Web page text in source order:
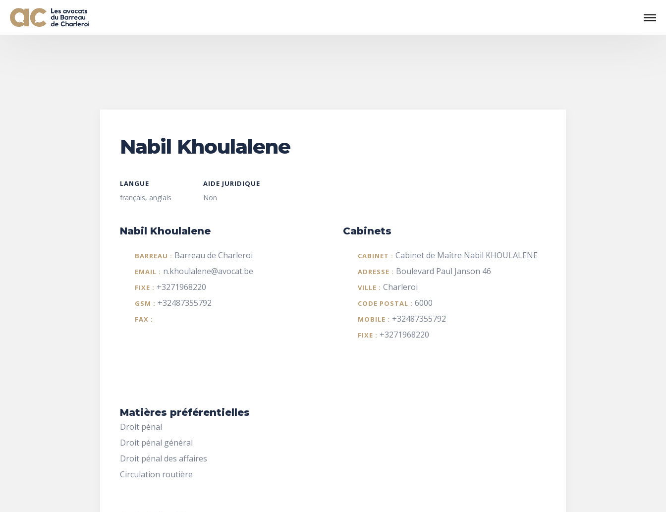
Nabil Khoulalene
LANGUE
français, anglais
AIDE JURIDIQUE
Non
Nabil Khoulalene
BARREAU : Barreau de Charleroi
EMAIL : n.khoulalene@avocat.be
FIXE : +3271968220
GSM : +32487355792
FAX :
Cabinets
CABINET : Cabinet de Maître Nabil KHOULALENE
ADRESSE : Boulevard Paul Janson 46
VILLE : Charleroi
CODE POSTAL : 6000
MOBILE : +32487355792
FIXE : +3271968220
Matières préférentielles
Droit pénal
Droit pénal général
Droit pénal des affaires
Circulation routière